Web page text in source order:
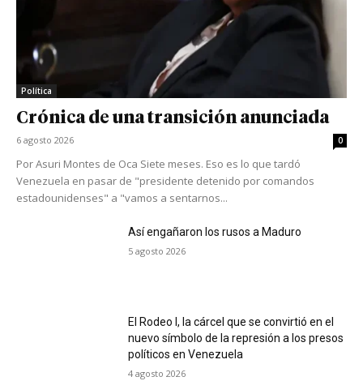
Política
Crónica de una transición anunciada
6 agosto 2026 0
Por Asuri Montes de Oca Siete meses. Eso es lo que tardó
Venezuela en pasar de "presidente detenido por comandos
estadounidenses" a "vamos a sentarnos...
Así engañaron los rusos a Maduro
5 agosto 2026
El Rodeo I, la cárcel que se convirtió en el
nuevo símbolo de la represión a los presos
políticos en Venezuela
4 agosto 2026